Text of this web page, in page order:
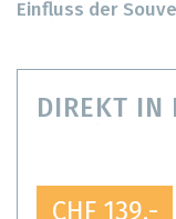
Einfluss der
DIREKT IN
CHF 139.-